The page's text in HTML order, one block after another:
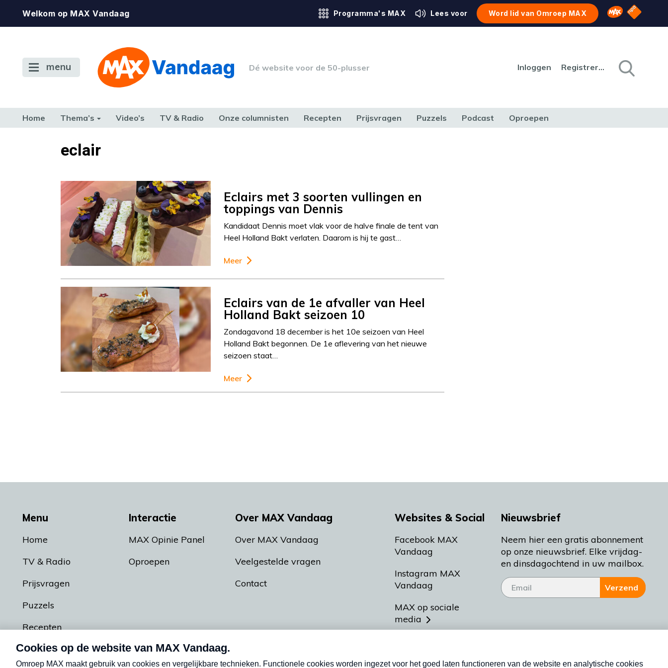
Welkom op MAX Vandaag Programma's MAX Lees voor Word lid van Omroep MAX Omroep MAX
NPO
menu Dé website voor de 50-plusser Inloggen Registreren
Home Thema’s Video’s TV & Radio Onze columnisten Recepten Prijsvragen Puzzels Podcast Oproepen
TERUG NAAR TOEN
eclair
Eclairs met 3 soorten vullingen en
toppings van Dennis
Kandidaat Dennis moet vlak voor de halve finale de tent van
Heel Holland Bakt verlaten. Daarom is hij te gast…
Meer
Eclairs van de 1e afvaller van Heel
Holland Bakt seizoen 10
Zondagavond 18 december is het 10e seizoen van Heel
Holland Bakt begonnen. De 1e aflevering van het nieuwe
seizoen staat…
Meer
Menu
Home
TV & Radio
Prijsvragen
Puzzels
Recepten
Podcasts
Interactie
MAX Opinie Panel
Oproepen
Over MAX Vandaag
Over MAX Vandaag
Veelgestelde vragen
Contact
Websites & Social
Facebook MAX
Vandaag
Instagram MAX
Vandaag
MAX op sociale
media
Meldpunt Actueel
Nieuwsbrief
Neem hier een gratis abonnement
op onze nieuwsbrief. Elke vrijdag-
en dinsdagochtend in uw mailbox.
Verzend